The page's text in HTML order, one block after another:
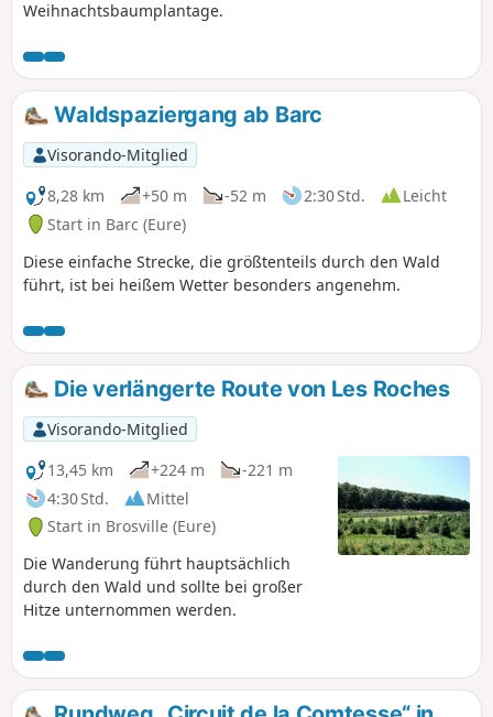
Weihnachtsbaumplantage.
Waldspaziergang ab Barc
Visorando-Mitglied
8,28 km
+50 m -52 m 2:30 Std.
Leicht
Start in Barc (Eure)
Diese einfache Strecke, die größtenteils durch den Wald
führt, ist bei heißem Wetter besonders angenehm.
Die verlängerte Route von Les Roches
Visorando-Mitglied
13,45 km
+224 m
-221 m
4:30 Std.
Mittel
Start in Brosville (Eure)
Die Wanderung führt hauptsächlich
durch den Wald und sollte bei großer
Hitze unternommen werden.